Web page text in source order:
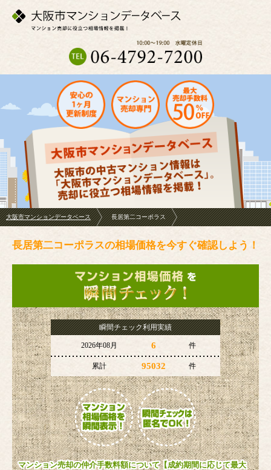
大阪市マンションデータベース 長居第二コーポラス
長居第二コーポラスの相場価格を今すぐ確認しよう！
瞬間チェック利用実績
2026年08月 6 件
累計 95032 件
マンション売却の仲介手数料額について【成約期間に応じて最大